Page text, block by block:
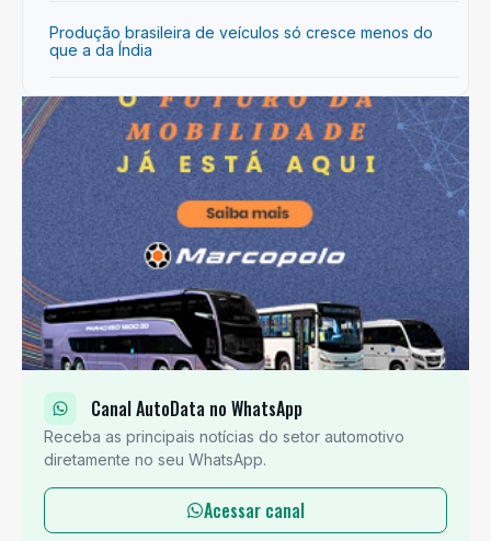
Produção brasileira de veículos só cresce menos do
que a da Índia
Canal AutoData no WhatsApp
Receba as principais notícias do setor automotivo
diretamente no seu WhatsApp.
Acessar canal